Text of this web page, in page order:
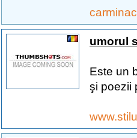
umorul
Este un
şi poezii